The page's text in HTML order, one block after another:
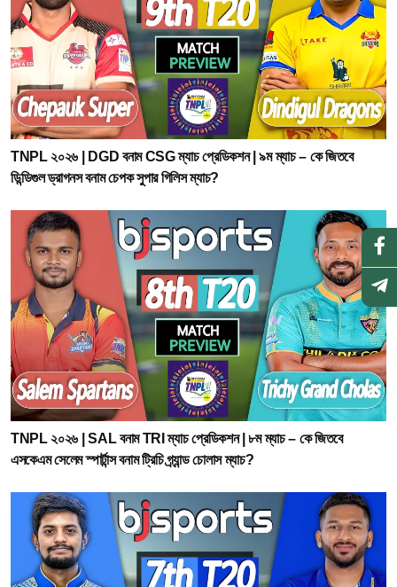
TNPL ২০২৬ | DGD বনাম CSG ম্যাচ প্রেডিকশন | ৯ম ম্যাচ – কে জিতবে
ডিন্ডিগুল ড্রাগনস বনাম চেপক সুপার গিলিস ম্যাচ?
TNPL ২০২৬ | SAL বনাম TRI ম্যাচ প্রেডিকশন | ৮ম ম্যাচ – কে জিতবে
এসকেএম সেলেম স্পার্টান্স বনাম ট্রিচি গ্র্যান্ড চোলাস ম্যাচ?